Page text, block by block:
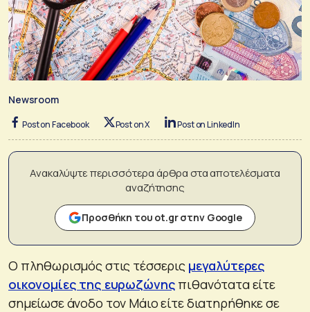
Newsroom
Post on Facebook Post on X Post on LinkedIn
Ανακαλύψτε περισσότερα άρθρα στα αποτελέσματα
αναζήτησης
Προσθήκη του ot.gr στην Google
Ο πληθωρισμός στις τέσσερις μεγαλύτερες
οικονομίες της ευρωζώνης πιθανότατα είτε
σημείωσε άνοδο τον Μάιο είτε διατηρήθηκε σε